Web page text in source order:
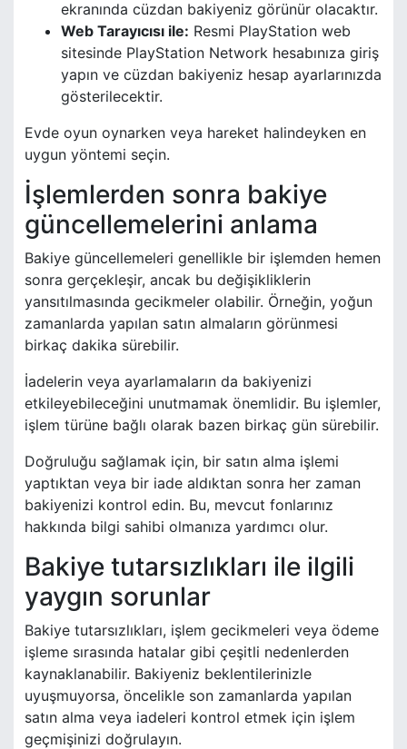
ekranında cüzdan bakiyeniz görünür olacaktır.
Web Tarayıcısı ile: Resmi PlayStation web
sitesinde PlayStation Network hesabınıza giriş
yapın ve cüzdan bakiyeniz hesap ayarlarınızda
gösterilecektir.
Evde oyun oynarken veya hareket halindeyken en
uygun yöntemi seçin.
İşlemlerden sonra bakiye
güncellemelerini anlama
Bakiye güncellemeleri genellikle bir işlemden hemen
sonra gerçekleşir, ancak bu değişikliklerin
yansıtılmasında gecikmeler olabilir. Örneğin, yoğun
zamanlarda yapılan satın almaların görünmesi
birkaç dakika sürebilir.
İadelerin veya ayarlamaların da bakiyenizi
etkileyebileceğini unutmamak önemlidir. Bu işlemler,
işlem türüne bağlı olarak bazen birkaç gün sürebilir.
Doğruluğu sağlamak için, bir satın alma işlemi
yaptıktan veya bir iade aldıktan sonra her zaman
bakiyenizi kontrol edin. Bu, mevcut fonlarınız
hakkında bilgi sahibi olmanıza yardımcı olur.
Bakiye tutarsızlıkları ile ilgili
yaygın sorunlar
Bakiye tutarsızlıkları, işlem gecikmeleri veya ödeme
işleme sırasında hatalar gibi çeşitli nedenlerden
kaynaklanabilir. Bakiyeniz beklentilerinizle
uyuşmuyorsa, öncelikle son zamanlarda yapılan
satın alma veya iadeleri kontrol etmek için işlem
geçmişinizi doğrulayın.